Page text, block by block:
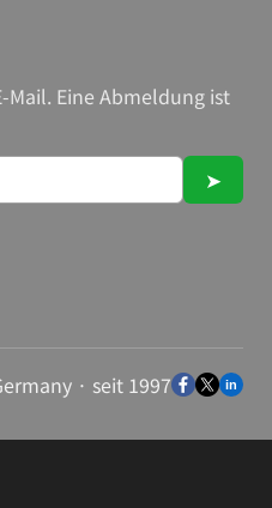
Eine Abmeldung ist
➤
· seit 1997